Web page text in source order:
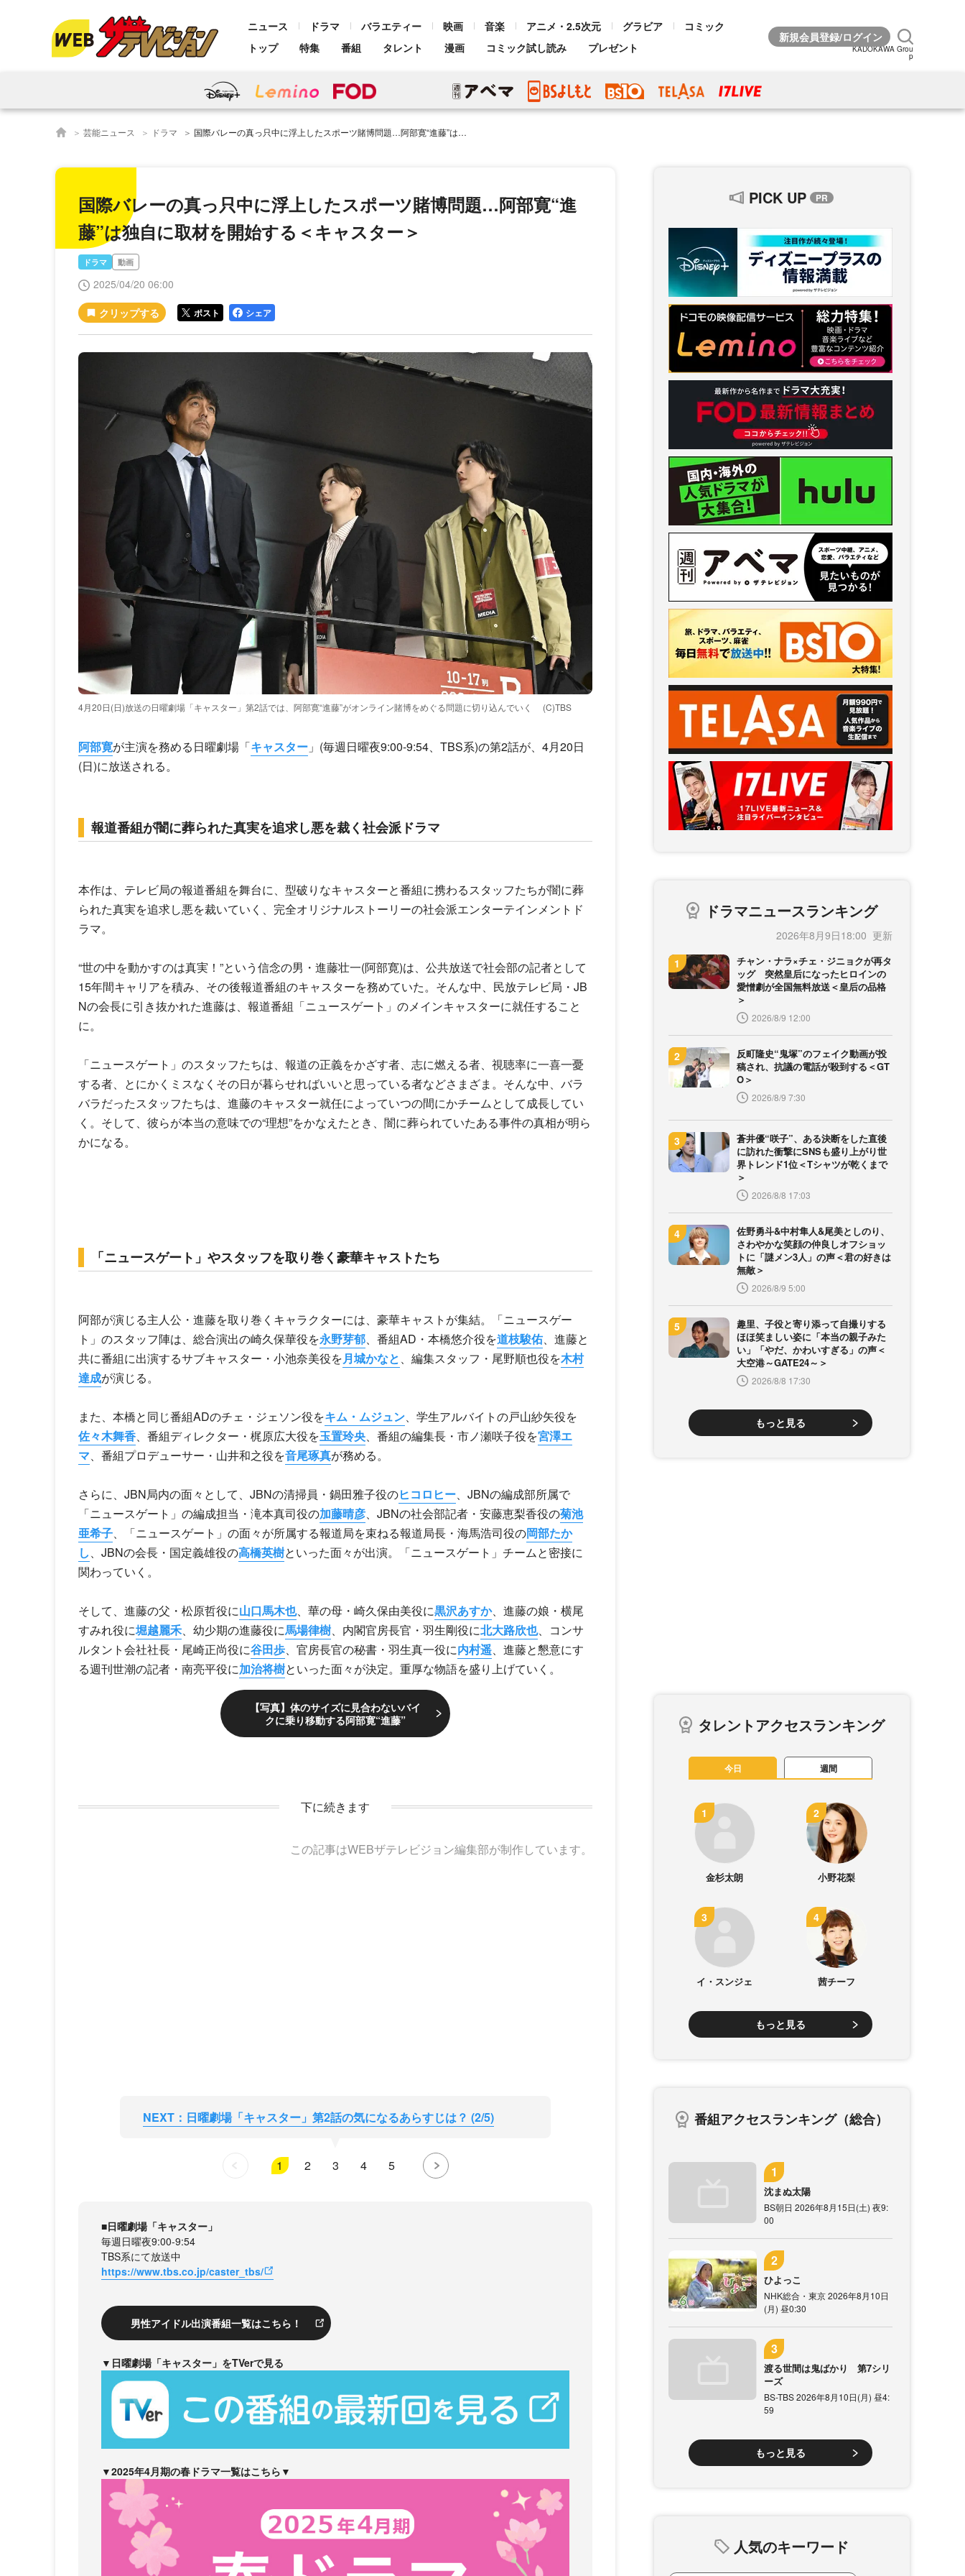
ニュース ドラマ バラエティー 映画 音楽 アニメ・2.5次元 グラビア
コミック
トップ
特集 番組 タレント 漫画 コミック試し読み プレゼント KADOKAWA Grou
p
芸能ニュース ドラマ 国際バレーの真っ只中に浮上したスポーツ賭博問題…阿部寛“進藤”は独自に取材を開始する＜キャスター＞
国際バレーの真っ只中に浮上したスポーツ賭博問題…阿部寛“進
藤”は独自に取材を開始する＜キャスター＞
ドラマ 動画
2025/04/20 06:00
ポスト シェア
4月20日(日)放送の日曜劇場「キャスター」第2話では、阿部寛“進藤”がオンライン賭博をめぐる問題に切り込んでいく (C)TBS
阿部寛が主演を務める日曜劇場「キャスター 」(毎週日曜夜9:00-9:54、TBS系)の第2話が、4月20日
(日)に放送される。
報道番組が闇に葬られた真実を追求し悪を裁く社会派ドラマ
本作は、テレビ局の報道番組を舞台に、型破りなキャスターと番組に携わるスタッフたちが闇に葬
られた真実を追求し悪を裁いていく、完全オリジナルストーリーの社会派エンターテインメントド
ラマ。
“世の中を動かすのは真実！”という信念の男・進藤壮一(阿部寛)は、公共放送で社会部の記者として
15年間キャリアを積み、その後報道番組のキャスターを務めていた。そんな中、民放テレビ局・JB
Nの会長に引き抜かれた進藤は、報道番組「ニュースゲート」のメインキャスターに就任すること
に。
「ニュースゲート」のスタッフたちは、報道の正義をかざす者、志に燃える者、視聴率に一喜一憂
する者、とにかくミスなくその日が暮らせればいいと思っている者などさまざま。そんな中、バラ
バラだったスタッフたちは、進藤のキャスター就任によっていつの間にかチームとして成長してい
く。そして、彼らが本当の意味での“理想”をかなえたとき、闇に葬られていたある事件の真相が明ら
かになる。
「ニュースゲート」やスタッフを取り巻く豪華キャストたち
阿部が演じる主人公・進藤を取り巻くキャラクターには、豪華キャストが集結。「ニュースゲー
ト」のスタッフ陣は、総合演出の崎久保華役を永野芽郁、番組AD・本橋悠介役を道枝駿佑、進藤と
共に番組に出演するサブキャスター ・小池奈美役を月城かなと、編集スタッフ・尾野順也役を木村
達成が演じる。
また、本橋と同じ番組ADのチェ・ジェソン役をキム・ムジュン、学生アルバイトの戸山紗矢役を
佐々木舞香、番組ディレクター・梶原広大役を玉置玲央、番組の編集長・市ノ瀬咲子役を宮澤エ
マ、番組プロデューサー・山井和之役を音尾琢真が務める。
さらに、JBN局内の面々として、JBNの清掃員・鍋田雅子役のヒコロヒー、JBNの編成部所属で
「ニュースゲート」の編成担当・滝本真司役の加藤晴彦、JBNの社会部記者・安藤恵梨香役の菊池
亜希子、「ニュースゲート」の面々が所属する報道局を束ねる報道局長・海馬浩司役の岡部たか
し、JBNの会長・国定義雄役の高橋英樹といった面々が出演。「ニュースゲート」チームと密接に
関わっていく。
そして、進藤の父・松原哲役に山口馬木也、華の母・崎久保由美役に黒沢あすか、進藤の娘・横尾
すみれ役に堀越麗禾、幼少期の進藤役に馬場律樹、内閣官房長官・羽生剛役に北大路欣也、コンサ
ルタント会社社長・尾崎正尚役に谷田歩、官房長官の秘書・羽生真一役に内村遥、進藤と懇意にす
る週刊世潮の記者・南亮平役に加治将樹といった面々が決定。重厚な物語を盛り上げていく。
【写真】体のサイズに見合わないバイ
クに乗り移動する阿部寛“進藤”
下に続きます
この記事はWEBザテレビジョン編集部が制作しています。
NEXT：日曜劇場「キャスター」第2話の気になるあらすじは？ (2/5)
1 2 3 4 5
■日曜劇場「キャスター」
毎週日曜夜9:00-9:54
TBS系にて放送中
https://www.tbs.co.jp/caster_tbs/
男性アイドル出演番組一覧はこちら！
▼日曜劇場「キャスター」をTVerで見る
▼2025年4月期の春ドラマ一覧はこちら▼
PICK UP
ドラマニュースランキング
2026年8月9日18:00
チャン・ナラ×チェ・ジニョクが再タ
ッグ 突然皇后になったヒロインの
愛憎劇が全国無料放送＜皇后の品格
＞
2026/8/9 12:00
反町隆史“鬼塚”のフェイク動画が投
稿され、抗議の電話が殺到する＜GT
O＞
2026/8/9 7:30
蒼井優“咲子”、ある決断をした直後
に訪れた衝撃にSNSも盛り上がり世
界トレンド1位＜Tシャツが乾くまで
＞
2026/8/8 17:03
佐野勇斗&中村隼人&尾美としのり、
さわやかな笑顔の仲良しオフショッ
トに「謎メン3人」の声＜君の好きは
無敵＞
2026/8/9 5:00
趣里、子役と寄り添って自撮りする
ほほ笑ましい姿に「本当の親子みた
い」「やだ、かわいすぎる」の声＜
大空港～GATE24～＞
2026/8/8 17:30
もっと見る
タレントアクセスランキング
今日 週間
金杉太朗 小野花梨
イ・スンジェ 茜チーフ
もっと見る
番組アクセスランキング（総合）
沈まぬ太陽
BS朝日 2026年8月15日(土) 夜9:
00
ひよっこ
NHK総合・東京 2026年8月10日
(月) 昼0:30
渡る世間は鬼ばかり 第7シリ
ーズ
BS-TBS 2026年8月10日(月) 昼4:
59
もっと見る
人気のキーワード